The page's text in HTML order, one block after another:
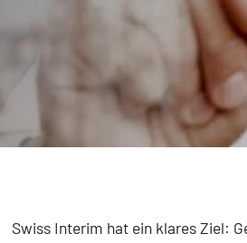
Swiss Interim hat ein klares Ziel: